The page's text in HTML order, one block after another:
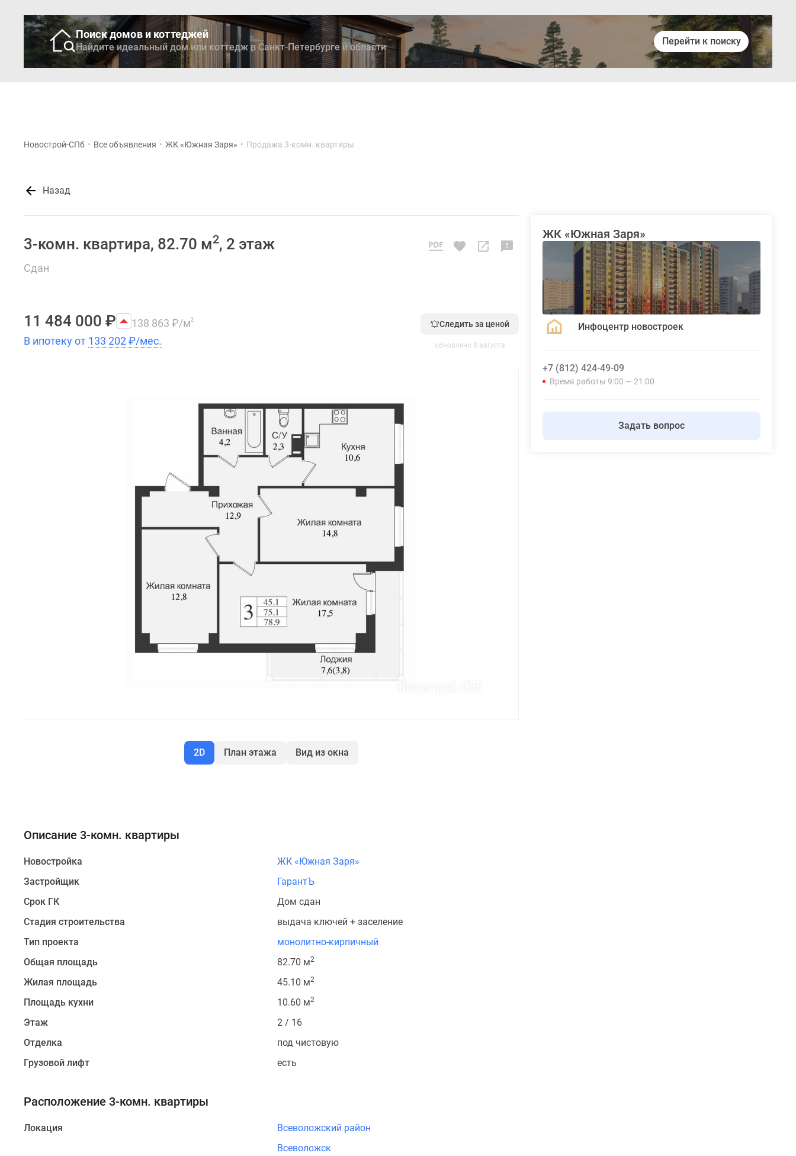
Поиск домов и коттеджей
Найдите идеальный дом или коттедж в Санкт-Петербурге и области
Перейти к поиску
Новострой-СПб • Все объявления • ЖК «Южная Заря» • Продажа 3-комн. квартиры
Назад
3-комн. квартира, 82.70 м2, 2 этаж
Сдан
11 484 000 ₽ 138 863 ₽/м2
В ипотеку от 133 202₽/мес.
Следить за ценой
обновлено 8 августа
2D План этажа Вид из окна
Описание 3-комн. квартиры
Новостройка
ЖК «Южная Заря»
Застройщик
ГарантЪ
Срок ГК
Дом сдан
Стадия строительства
выдача ключей + заселение
Тип проекта
монолитно-кирпичный
Общая площадь
82.70 м2
Жилая площадь 45.10 м2
Площадь кухни 10.60 м2
Этаж
2 / 16
Отделка
под чистовую
Грузовой лифт
есть
Расположение 3-комн. квартиры
Локация
Всеволожский район
Всеволожск
ЖК «Южная Заря»
Инфоцентр новостроек
+7 (812) 424-49-09
Время работы 9:00 — 21:00
Задать вопрос